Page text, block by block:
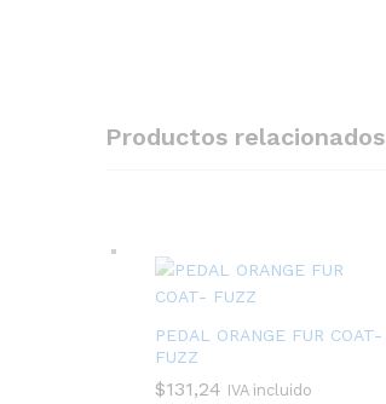
Productos relacionados
PEDAL ORANGE FUR COAT-
FUZZ
$131,24 IVA incluido